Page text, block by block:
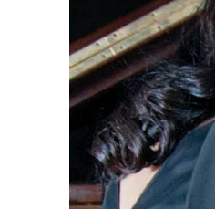
Temperados. (Foto. Ricardo Arispe)